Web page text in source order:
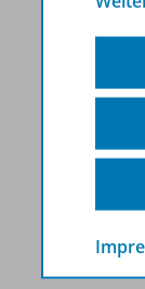
Die